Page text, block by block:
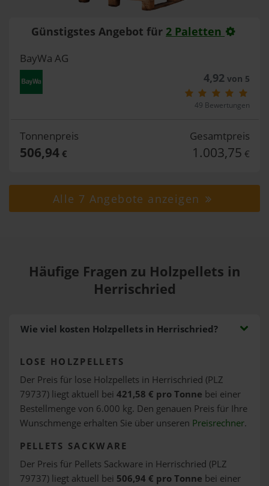
Günstigstes Angebot für 2 Paletten
BayWa AG
4,92von 5
49 Bewertungen
Tonnenpreis
506,94€
Gesamtpreis
1.003,75 €
Alle 7 Angebote anzeigen
Häufige Fragen zu Holzpellets in
Herrischried
Wie viel kosten Holzpellets in Herrischried?
LOSE HOLZPELLETS
Der Preis für lose Holzpellets in Herrischried (PLZ
79737) liegt aktuell bei 421,58 € pro Tonne bei einer
Bestellmenge von 6.000 kg. Den genauen Preis für Ihre
Wunschmenge erhalten Sie über unseren Preisrechner.
PELLETS SACKWARE
Der Preis für Pellets Sackware in Herrischried (PLZ
79737) liegt aktuell bei 506,94 € pro Tonne bei einer